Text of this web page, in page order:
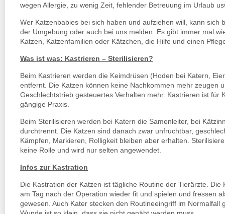
wegen Allergie, zu wenig Zeit, fehlender Betreuung im Urlaub
Wer Katzenbabies bei sich haben und aufziehen will, kann sich
der Umgebung oder auch bei uns melden. Es gibt immer mal
Katzen, Katzenfamilien oder Kätzchen, die Hilfe und einen
Was ist was: Kastrieren – Sterilisieren?
Beim Kastrieren werden die Keimdrüsen (Hoden bei Katern,
entfernt. Die Katzen können keine Nachkommen mehr zeugen
Geschlechtstrieb gesteuertes Verhalten mehr. Kastrieren ist für
gängige Praxis.
Beim Sterilisieren werden bei Katern die Samenleiter, bei
durchtrennt. Die Katzen sind danach zwar unfruchtbar,
Kämpfen, Markieren, Rolligkeit bleiben aber erhalten.
keine Rolle und wird nur selten angewendet.
Infos zur Kastration
Die Kastration der Katzen ist tägliche Routine der Tierärzte. Die
am Tag nach der Operation wieder fit und spielen und fressen
gewesen. Auch Kater stecken den Routineeingriff im Normalfall